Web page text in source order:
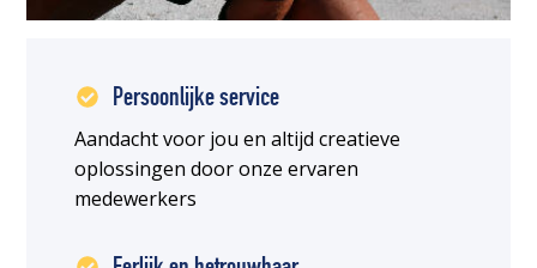
Persoonlijke service
Aandacht voor jou en altijd creatieve
oplossingen door onze ervaren
medewerkers